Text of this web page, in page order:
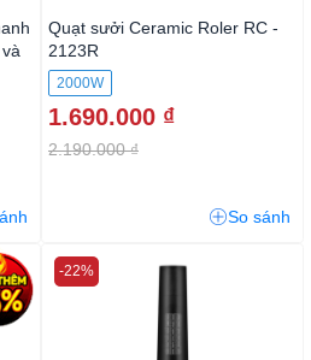
Quạt sưởi Ceramic Roler RC -
2123R
2000W
1.690.000 ₫
2.190.000 ₫
So sánh
-22%